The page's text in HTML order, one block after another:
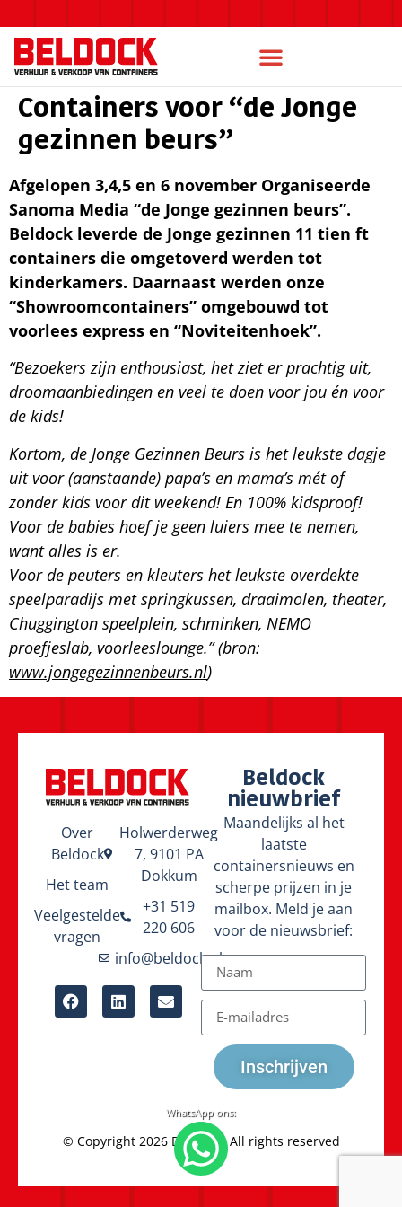
Containers voor “de Jonge
gezinnen beurs”
Afgelopen 3,4,5 en 6 november Organiseerde
Sanoma Media “de Jonge gezinnen beurs”.
Beldock leverde de Jonge gezinnen 11 tien ft
containers die omgetoverd werden tot
kinderkamers. Daarnaast werden onze
“Showroomcontainers” omgebouwd tot
voorlees express en “Noviteitenhoek”.
“Bezoekers zijn enthousiast, het ziet er prachtig uit,
droomaanbiedingen en veel te doen voor jou én voor
de kids!
Kortom, de Jonge Gezinnen Beurs is het leukste dagje
uit voor (aanstaande) papa’s en mama’s mét of
zonder kids voor dit weekend! En 100% kidsproof!
Voor de babies hoef je geen luiers mee te nemen,
want alles is er.
Voor de peuters en kleuters het leukste overdekte
speelparadijs met springkussen, draaimolen, theater,
Chuggington speelplein, schminken, NEMO
proefjeslab, voorleeslounge.” (bron:
www.jongegezinnenbeurs.nl)
Over
Beldock
Het team
Veelgestelde
vragen
Holwerderweg
7, 9101 PA
Dokkum
+31 519
220 606
info@beldock.nl
Beldock
nieuwbrief
Maandelijks al het
laatste
containersnieuws en
scherpe prijzen in je
mailbox. Meld je aan
voor de nieuwsbrief:
Inschrijven
© Copyright 2026 Beldock - All rights reserved
WhatsApp ons: